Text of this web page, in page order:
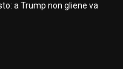
a Trump non gliene va